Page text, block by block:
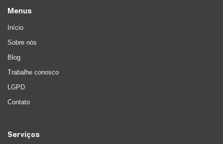
Menus
Início
Sobre nós
Blog
Trabalhe conosco
LGPD
Contato
Serviços